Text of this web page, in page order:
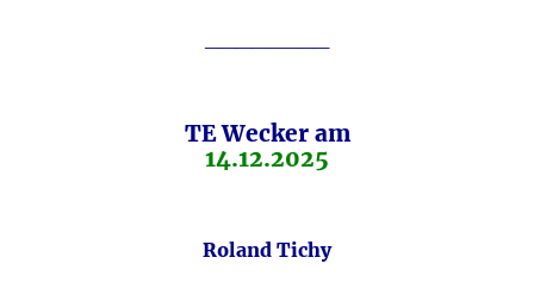
TE Wecker am
14.12.2025
Roland Tichy